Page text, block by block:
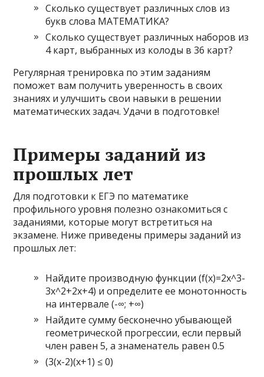
Сколько существует различных слов из
букв слова МАТЕМАТИКА?
Сколько существует различных наборов из
4 карт, выбранных из колоды в 36 карт?
Регулярная тренировка по этим заданиям
поможет вам получить уверенность в своих
знаниях и улучшить свои навыки в решении
математических задач. Удачи в подготовке!
Примеры заданий из
прошлых лет
Для подготовки к ЕГЭ по математике
профильного уровня полезно ознакомиться с
заданиями, которые могут встретиться на
экзамене. Ниже приведены примеры заданий из
прошлых лет:
Найдите производную функции (f(x)=2x^3-
3x^2+2x+4) и определите ее монотонность
на интервале (-∞; +∞)
Найдите сумму бесконечно убывающей
геометрической прогрессии, если первый
член равен 5, а знаменатель равен 0.5
(3(x-2)(x+1) ≤ 0)